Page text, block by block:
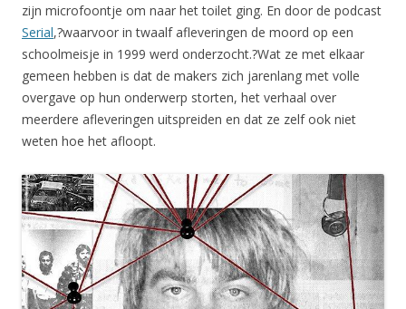
zijn microfoontje om naar het toilet ging. En door de podcast
Serial,?waarvoor in twaalf afleveringen de moord op een
schoolmeisje in 1999 werd onderzocht.?Wat ze met elkaar
gemeen hebben is dat de makers zich jarenlang met volle
overgave op hun onderwerp storten, het verhaal over
meerdere afleveringen uitspreiden en dat ze zelf ook niet
weten hoe het afloopt.